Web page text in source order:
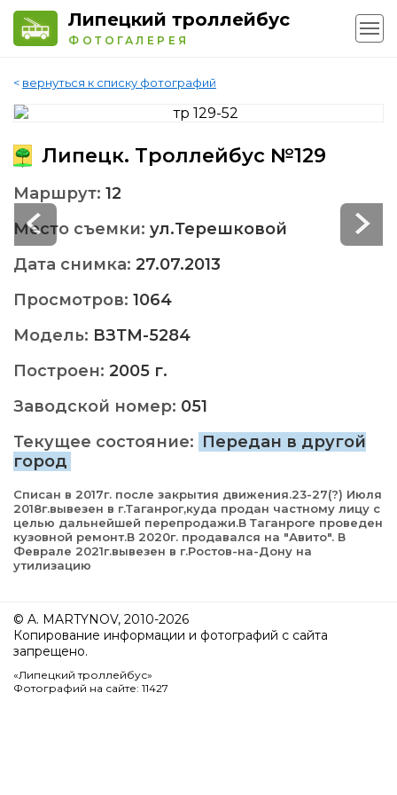
Липецкий троллейбус
ФОТОГАЛЕРЕЯ
< вернуться к списку фотографий
Липецк. Троллейбус №129
Маршрут: 12
Место съемки: ул.Терешковой
Дата снимка: 27.07.2013
Просмотров: 1064
Модель: ВЗТМ-5284
Построен: 2005 г.
Заводской номер: 051
Текущее состояние: Передан в другой
город
Списан в 2017г. после закрытия движения.23-27(?) Июля
2018г.вывезен в г.Таганрог,куда продан частному лицу с
целью дальнейшей перепродажи.В Таганроге проведен
кузовной ремонт.В 2020г. продавался на "Авито". В
Феврале 2021г.вывезен в г.Ростов-на-Дону на
утилизацию
© A. MARTYNOV, 2010-2026
Копирование информации и фотографий с сайта
запрещено.
«Липецкий троллейбус»
Фотографий на сайте: 11427